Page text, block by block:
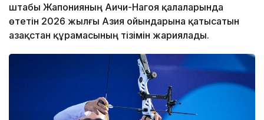
штабы Жапонияның Аичи-Нагоя қалаларында
өтетін 2026 жылғы Азия ойындарына қатысатын
Қазақстан құрамасының тізімін жариялады.